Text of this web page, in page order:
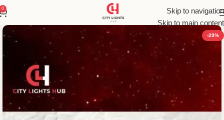
Skip to navigation
Skip to main content
0
-29%